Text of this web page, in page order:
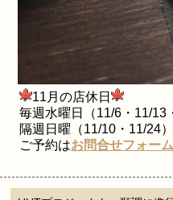
11月の店休日
毎週水曜日（11/6・11/13
隔週日曜（11/10・11/24）
ご予約はお問合せフォーム